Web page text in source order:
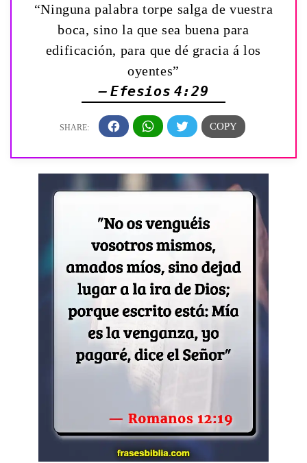
“Ninguna palabra torpe salga de vuestra
boca, sino la que sea buena para
edificación, para que dé gracia á los
oyentes”
— Efesios 4:29